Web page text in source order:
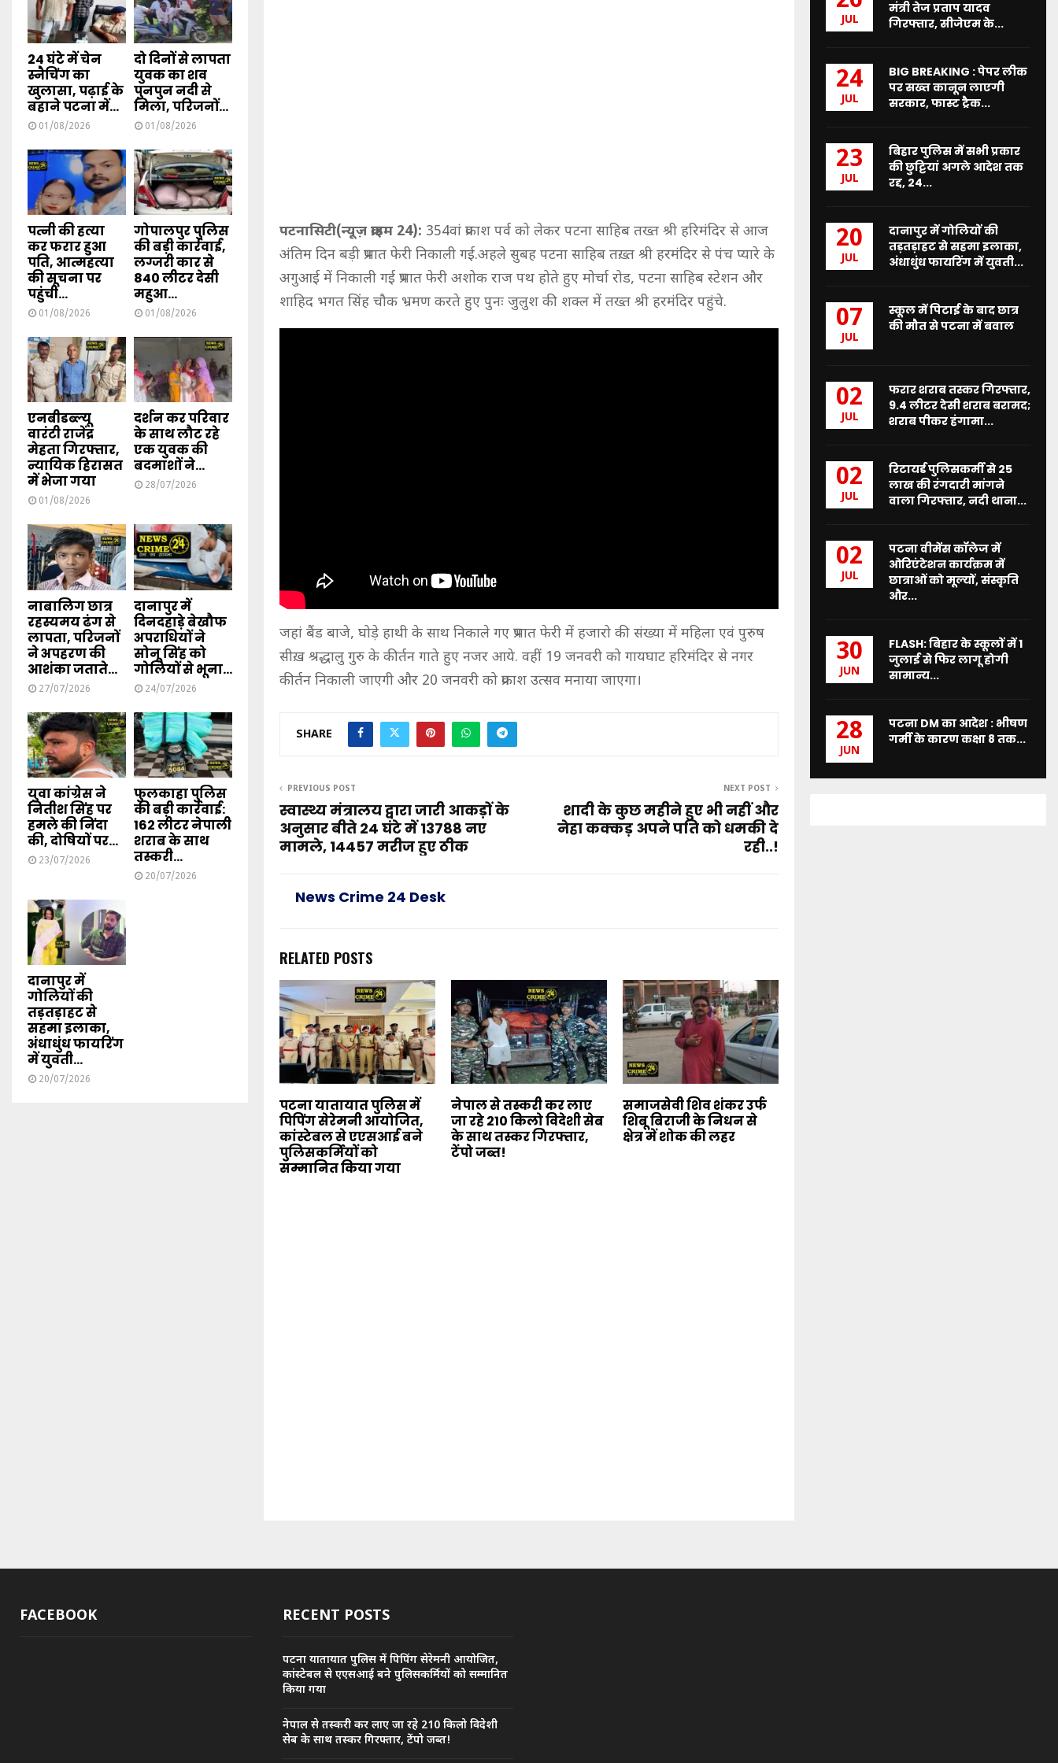
पटनासिटी(न्यूज़ क्राइम 24): 354वां प्रकाश पर्व को लेकर पटना साहिब तख्त श्री हरिमंदिर से आज
अंतिम दिन बड़ी प्रभात फेरी निकाली गई.अहले सुबह पटना साहिब तख़्त श्री हरमंदिर से पंच प्यारे के
अगुआई में निकाली गई प्रभात फेरी अशोक राज पथ होते हुए मोर्चा रोड, पटना साहिब स्टेशन और
शाहिद भगत सिंह चौक भ्रमण करते हुए पुनः जुलुश की शक्ल में तख्त श्री हरमंदिर पहुंचे.
जहां बैंड बाजे, घोड़े हाथी के साथ निकाले गए प्रभात फेरी में हजारो की संख्या में महिला एवं पुरुष
सीख़ श्रद्धालु गुरु के कीर्तन गाते हुए नजर आये. वहीं 19 जनवरी को गायघाट हरिमंदिर से नगर
कीर्तन निकाली जाएगी और 20 जनवरी को प्रकाश उत्सव मनाया जाएगा।
SHARE
PREVIOUS POST
स्वास्थ्य मंत्रालय द्वारा जारी आकड़ों के
अनुसार बीते 24 घंटे में 13788 नए
मामले, 14457 मरीज हुए ठीक
NEXT POST
शादी के कुछ महीने हुए भी नहीं और
नेहा कक्कड़ अपने पति को धमकी दे
रही..!
News Crime 24 Desk
RELATED POSTS
पटना यातायात पुलिस में
पिपिंग सेरेमनी आयोजित,
कांस्टेबल से एएसआई बने
पुलिसकर्मियों को
सम्मानित किया गया
नेपाल से तस्करी कर लाए
जा रहे 210 किलो विदेशी सेब
के साथ तस्कर गिरफ्तार,
टेंपो जब्त!
समाजसेवी शिव शंकर उर्फ
शिबू बिराजी के निधन से
क्षेत्र में शोक की लहर
24 घंटे में चेन
स्नैचिंग का
खुलासा, पढ़ाई के
बहाने पटना में...
01/08/2026
दो दिनों से लापता
युवक का शव
पुनपुन नदी से
मिला, परिजनों...
01/08/2026
पत्नी की हत्या
कर फरार हुआ
पति, आत्महत्या
की सूचना पर
पहुंची...
01/08/2026
गोपालपुर पुलिस
की बड़ी कार्रवाई,
लग्जरी कार से
840 लीटर देसी
महुआ...
01/08/2026
एनबीडब्ल्यू
वारंटी राजेंद्र
मेहता गिरफ्तार,
न्यायिक हिरासत
में भेजा गया
01/08/2026
दर्शन कर परिवार
के साथ लौट रहे
एक युवक की
बदमाशों ने...
28/07/2026
नाबालिग छात्र
रहस्यमय ढंग से
लापता, परिजनों
ने अपहरण की
आशंका जताते...
27/07/2026
दानापुर में
दिनदहाड़े बेखौफ
अपराधियों ने
सोनू सिंह को
गोलियों से भूना...
24/07/2026
युवा कांग्रेस ने
नितीश सिंह पर
हमले की निंदा
की, दोषियों पर...
23/07/2026
फुलकाहा पुलिस
की बड़ी कार्रवाई:
162 लीटर नेपाली
शराब के साथ
तस्करी...
20/07/2026
दानापुर में
गोलियों की
तड़तड़ाहट से
सहमा इलाका,
अंधाधुंध फायरिंग
में युवती...
20/07/2026
JUL
मंत्री तेज प्रताप यादव
गिरफ्तार, सीजेएम के...
24
JUL
BIG BREAKING : पेपर लीक
पर सख्त कानून लाएगी
सरकार, फास्ट ट्रैक...
23
JUL
बिहार पुलिस में सभी प्रकार
की छुट्टियां अगले आदेश तक
रद्द, 24...
20
JUL
दानापुर में गोलियों की
तड़तड़ाहट से सहमा इलाका,
अंधाधुंध फायरिंग में युवती...
07
JUL
स्कूल में पिटाई के बाद छात्र
की मौत से पटना में बवाल
02
JUL
फरार शराब तस्कर गिरफ्तार,
9.4 लीटर देसी शराब बरामद;
शराब पीकर हंगामा...
02
JUL
रिटायर्ड पुलिसकर्मी से 25
लाख की रंगदारी मांगने
वाला गिरफ्तार, नदी थाना...
02
JUL
पटना वीमेंस कॉलेज में
ओरिएंटेशन कार्यक्रम में
छात्राओं को मूल्यों, संस्कृति
और...
30
JUN
FLASH: बिहार के स्कूलों में 1
जुलाई से फिर लागू होगी
सामान्य...
28
JUN
पटना DM का आदेश : भीषण
गर्मी के कारण कक्षा 8 तक...
FACEBOOK RECENT POSTS
पटना यातायात पुलिस में पिपिंग सेरेमनी आयोजित,
कांस्टेबल से एएसआई बने पुलिसकर्मियों को सम्मानित
किया गया
नेपाल से तस्करी कर लाए जा रहे 210 किलो विदेशी
सेब के साथ तस्कर गिरफ्तार, टेंपो जब्त!